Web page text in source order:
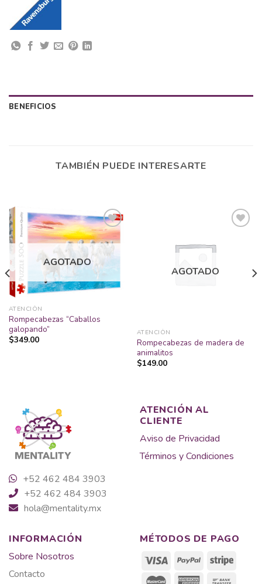
BENEFICIOS
TAMBIÉN PUEDE INTERESARTE
Añadir
lista
de
deseos
AGOTADO
ATENCIÓN
Rompecabezas “Caballos
galopando”
$349.00
AGOTADO
ATENCIÓN
Rompecabezas de madera de
animalitos
$149.00
+52 462 484 3903
+52 462 484 3903
hola@mentality.mx
ATENCIÓN AL
CLIENTE
Aviso de Privacidad
Términos y Condiciones
INFORMACIÓN
Sobre Nosotros
Contacto
MÉTODOS DE PAGO